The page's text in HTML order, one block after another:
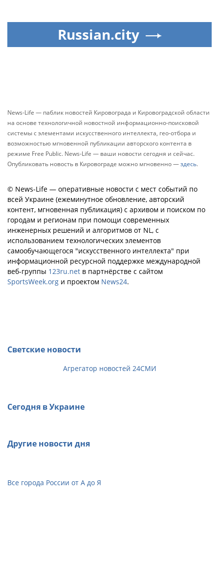
Russian.city
News-Life — паблик новостей Кировограда и Кировоградской области
на основе технологичной новостной информационно-поисковой
системы с элементами искусственного интеллекта, гео-отбора и
возможностью мгновенной публикации авторского контента в
режиме Free Public. News-Life — ваши новости сегодня и сейчас.
Опубликовать новость в Кировограде можно мгновенно —здесь.
© News-Life — оперативные новости с мест событий по
всей Украине (ежеминутное обновление, авторский
контент, мгновенная публикация) с архивом и поиском по
городам и регионам при помощи современных
инженерных решений и алгоритмов от NL, с
использованием технологических элементов
самообучающегося "искусственного интеллекта" при
информационной ресурсной поддержке международной
веб-группы 123ru.net в партнёрстве с сайтом
SportsWeek.org и проектом News24.
Светские новости
Агрегатор новостей 24СМИ
Сегодня в Украине
Другие новости дня
Все города России от А до Я